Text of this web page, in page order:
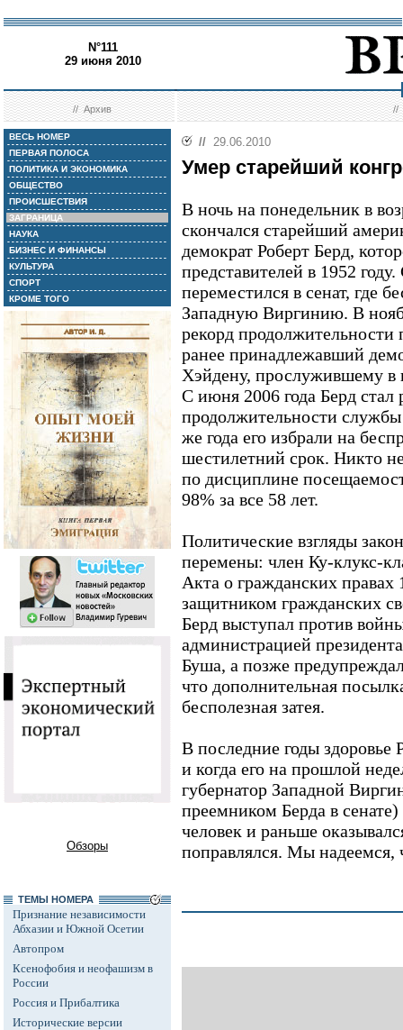
N°111
29 июня 2010
//Архив //
ВЕСЬ НОМЕР
ПЕРВАЯ ПОЛОСА
ПОЛИТИКА И ЭКОНОМИКА
ОБЩЕСТВО
ПРОИСШЕСТВИЯ
ЗАГРАНИЦА
НАУКА
БИЗНЕС И ФИНАНСЫ
КУЛЬТУРА
СПОРТ
КРОМЕ ТОГО
Обзоры
ТЕМЫ НОМЕРА
Признание независимости
Абхазии и Южной Осетии
Автопром
Ксенофобия и неофашизм в
России
Россия и Прибалтика
Исторические версии
// 29.06.2010
Умер старейший
В ночь на понедельник в
скончался старейший
демократ Роберт Берд,
представителей в 1952
переместился в сенат, где
Западную Виргинию. В
рекорд
ранее принадлежавший
Хэйдену, прослужившему в
С июня 2006 года Берд
продолжительности службы
же года его избрали на
шестилетний срок. Никто
по дисциплине
98% за все 58 лет.
Политические взгляды
перемены: член Ку-клукс-
Акта о гражданских правах
защитником гражданских
Берд выступал против
администрацией
Буша, а позже
что дополнительная
бесполезная затея.
В последние годы здоровье
и когда его на прошлой
губернатор Западной
преемником Берда в
человек и раньше
поправлялся. Мы надеемся,